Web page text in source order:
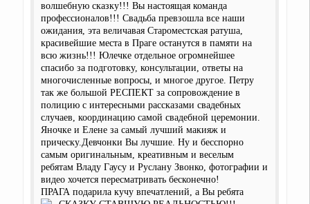
волшебную сказку!!! Вы настоящая команда
профессионалов!!! Свадьба превзошла все наши
ожидания, эта величавая Староместская ратуша,
красивейшие места в Праге останутся в памяти на
всю жизнь!!! Юлечке отдельное огромнейшее
спасибо за подготовку, консультации, ответы на
многочисленные вопросы, и многое другое. Петру
так же большой РЕСПЕКТ за сопровождение в
полицию с интересными рассказами свадебных
случаев, координацию самой свадебной церемонии.
Яночке и Елене за самый лучший макияж и
прическу.Девчонки Вы лучшие. Ну и бесспорно
самым оригинальным, креативным и веселым
ребятам Владу Гаусу и Руслану Звонко, фотографии и
видео хочется пересматривать бесконечно!
ПРАГА подарила кучу впечатлений, а Вы ребята